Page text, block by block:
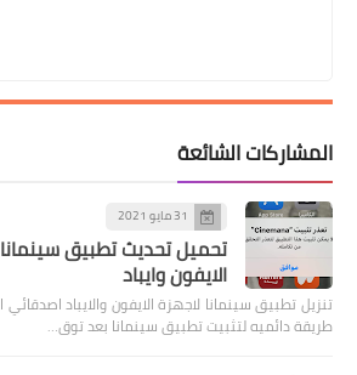
المشاركات الشائعة
31 مايو 2021
تحميل تحديث تطبيق
الايفون وايباد
تنزيل تطبيق سينمانا لاجهزة الايفون والايباد
طريقة دائميه لتثبيت تطبيق سينمانا بعد توق…